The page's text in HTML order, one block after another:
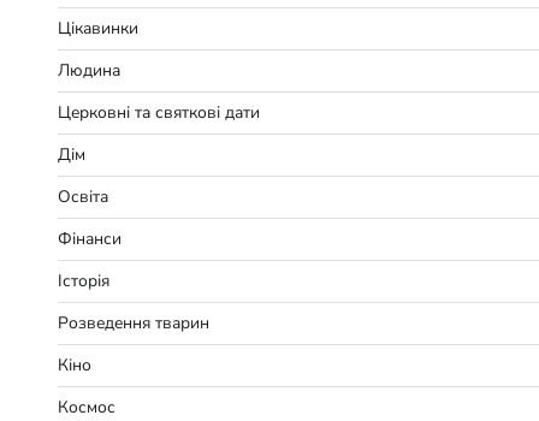
Цікавинки
Людина
Церковні та святкові дати
Дім
Освіта
Фінанси
Історія
Розведення тварин
Кіно
Космос